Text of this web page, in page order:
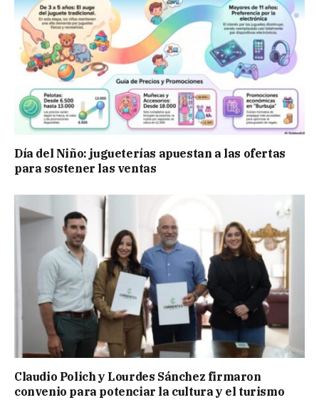
Día del Niño: jugueterías apuestan a las ofertas
para sostener las ventas
Claudio Polich y Lourdes Sánchez firmaron
convenio para potenciar la cultura y el turismo